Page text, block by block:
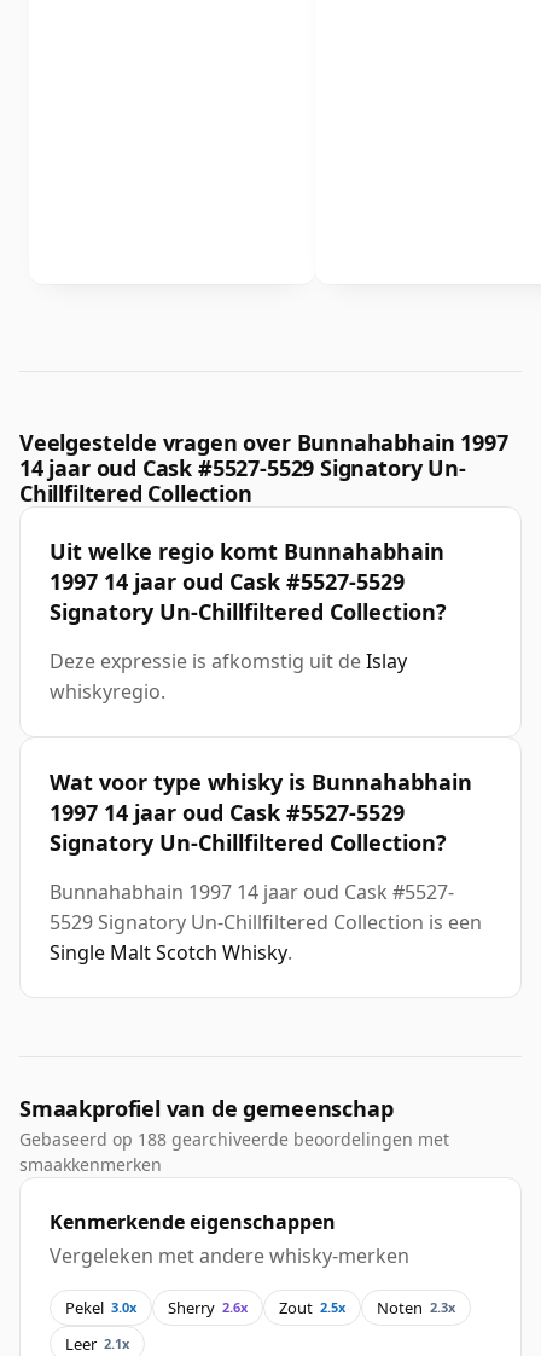
Veelgestelde vragen over Bunnahabhain 1997
14 jaar oud Cask #5527-5529 Signatory Un-
Chillfiltered Collection
Uit welke regio komt Bunnahabhain
1997 14 jaar oud Cask #5527-5529
Signatory Un-Chillfiltered Collection?
Deze expressie is afkomstig uit deIslay
whiskyregio.
Wat voor type whisky is Bunnahabhain
1997 14 jaar oud Cask #5527-5529
Signatory Un-Chillfiltered Collection?
Bunnahabhain 1997 14 jaar oud Cask #5527-
5529 Signatory Un-Chillfiltered Collection is een
Single Malt Scotch Whisky.
Smaakprofiel van de gemeenschap
Gebaseerd op 188 gearchiveerde beoordelingen met
smaakkenmerken
Kenmerkende eigenschappen
Vergeleken met andere whisky-merken
Pekel 3.0x Sherry 2.6x Zout 2.5x Noten 2.3x
Leer 2.1x